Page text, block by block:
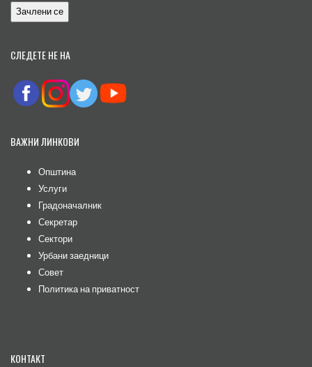
СЛЕДЕТЕ НЕ НА
ВАЖНИ ЛИНКОВИ
Општина
Услуги
Градоначалник
Секретар
Сектори
Урбани заедници
Совет
Политика на приватност
КОНТАКТ